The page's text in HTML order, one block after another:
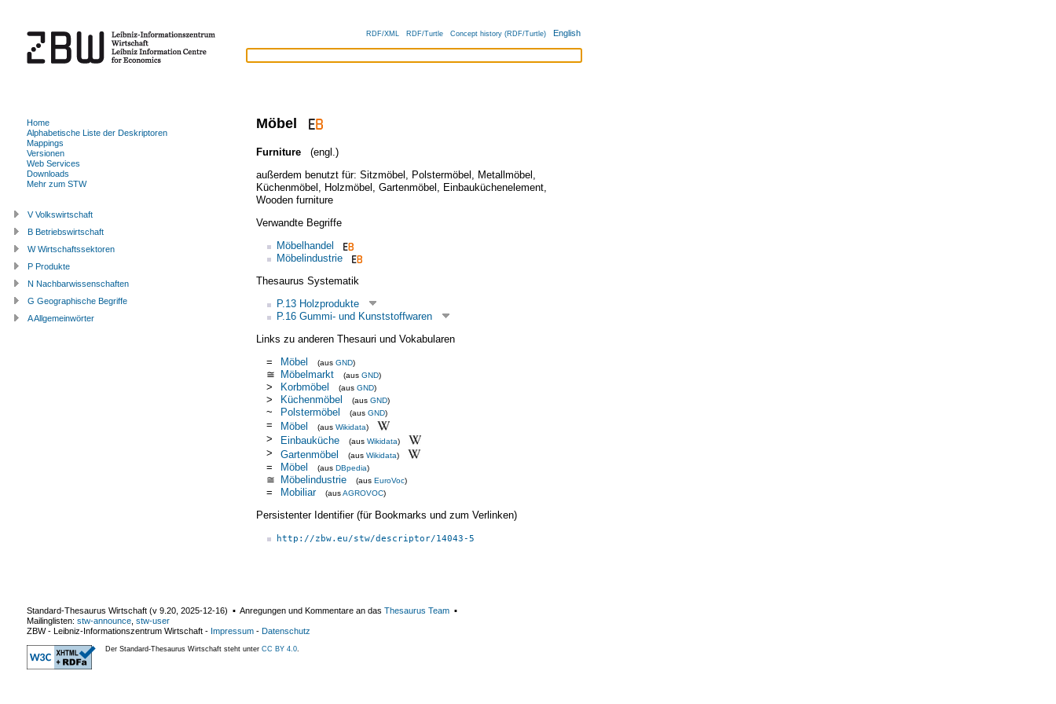
RDF/XML RDF/Turtle Concept history (RDF/Turtle) English
Möbel
Furniture
(engl.)
außerdem benutzt für: Sitzmöbel Polstermöbel Metallmöbel
Küchenmöbel
Holzmöbel Gartenmöbel Einbauküchenelement,
Wooden furniture
Verwandte Begriffe
Möbelhandel
Möbelindustrie
Thesaurus Systematik
P.13 Holzprodukte
P.16 Gummi- und Kunststoffwaren
Links zu anderen Thesauri und Vokabularen
=
Möbel (aus GND)
≅ Möbelmarkt (aus GND)
> Korbmöbel (aus GND)
> Küchenmöbel (aus GND)
~ Polstermöbel (aus GND)
= Möbel (aus Wikidata)
> Einbauküche (aus Wikidata)
> Gartenmöbel (aus Wikidata)
= Möbel (aus DBpedia)
≅ Möbelindustrie (aus EuroVoc)
= Mobiliar (ausAGROVOC)
Persistenter Identifier (für Bookmarks und zum Verlinken)
http://zbw.eu/stw/descriptor/14043-5
Home
Alphabetische Liste der Deskriptoren
Mappings
Versionen
Web Services
Downloads
Mehr zum STW
V Volkswirtschaft
B Betriebswirtschaft
W Wirtschaftssektoren
P Produkte
N Nachbarwissenschaften
G Geographische Begriffe
A Allgemeinwörter
Standard-Thesaurus Wirtschaft (v 9.20 2025-12-16) ▪ Anregungen und Kommentare an das Thesaurus Team ▪
Mailinglisten: stw-announce stw-user
ZBW - Leibniz-Informationszentrum Wirtschaft - Impressum - Datenschutz
Der Standard-Thesaurus Wirtschaft steht unter CC BY 4.0